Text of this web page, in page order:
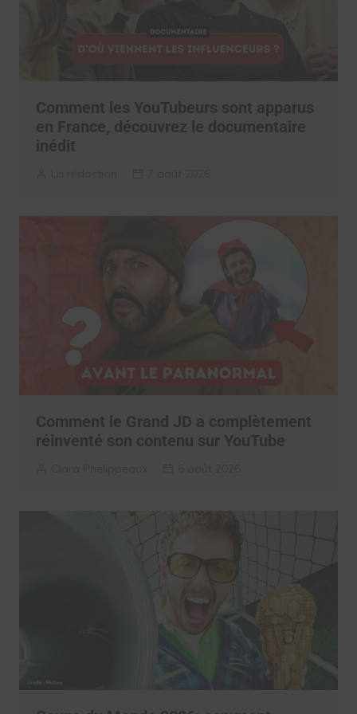
Comment les YouTubeurs sont apparus
en France, découvrez le documentaire
inédit
Comment le Grand JD a complètement
réinventé son contenu sur YouTube